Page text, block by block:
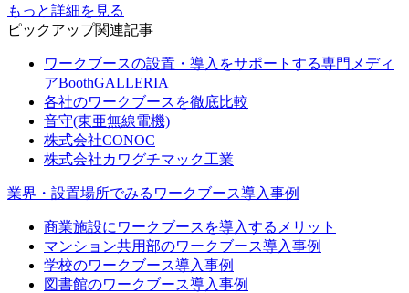
もっと詳細を見る
ピックアップ関連記事
ワークブースの設置・導入をサポートする専門メディ
アBoothGALLERIA
各社のワークブースを徹底比較
音守(東亜無線電機)
株式会社CONOC
株式会社カワグチマック工業
業界・設置場所でみるワークブース導入事例
商業施設にワークブースを導入するメリット
マンション共用部のワークブース導入事例
学校のワークブース導入事例
図書館のワークブース導入事例